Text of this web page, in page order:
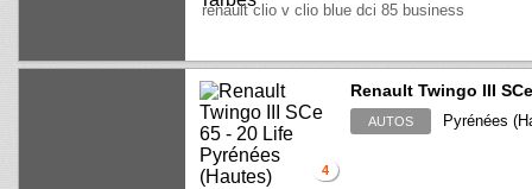
renault clio v clio blue dci 85 business
4
Renault Twingo III
AUTOS Pyrénées